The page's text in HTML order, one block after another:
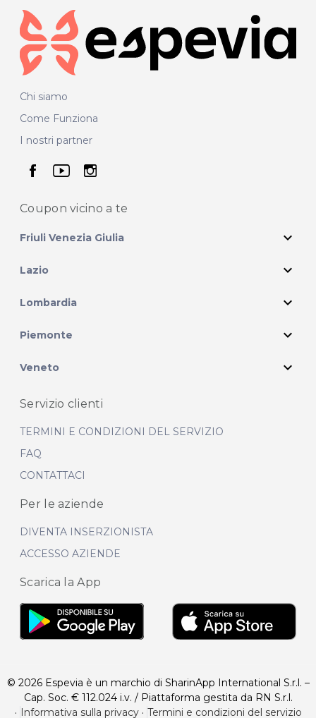
Chi siamo
Come Funziona
I nostri partner
seguici su facebook
seguici su youtube
seguici su instagram
Coupon vicino a te
Friuli Venezia Giulia expand_more
Lazio expand_more
Lombardia expand_more
Piemonte expand_more
Veneto expand_more
Servizio clienti
TERMINI E CONDIZIONI DEL SERVIZIO
FAQ
CONTATTACI
Per le aziende
DIVENTA INSERZIONISTA
ACCESSO AZIENDE
Scarica la App
© 2026 Espevia è un marchio di SharinApp International S.r.l. –
Cap. Soc. € 112.024 i.v. / Piattaforma gestita da RN S.r.l.
· Informativa sulla privacy· Termini e condizioni del servizio